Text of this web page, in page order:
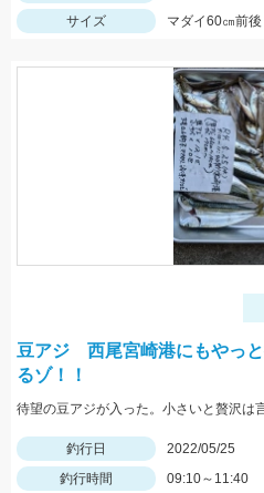
サイズ
マダイ60㎝前後
豆アジ 西尾宮崎港にもやっ
るゾ！！
釣行日
2022/05/25
釣行時間
09:10～11:40